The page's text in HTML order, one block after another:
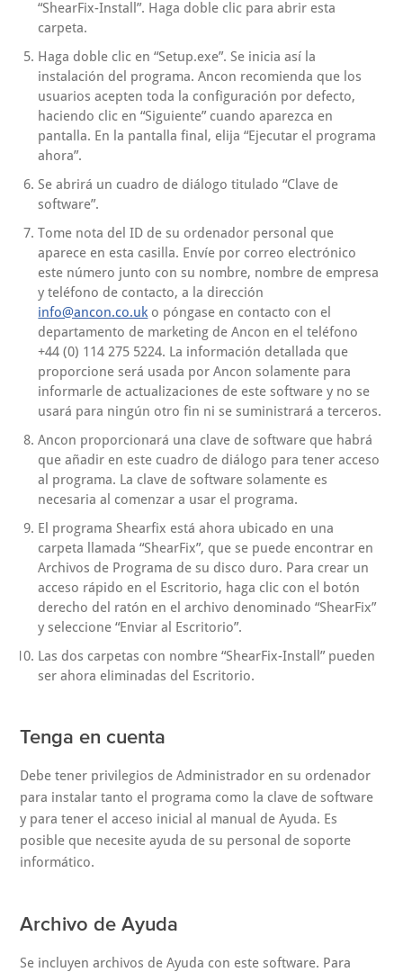
“ShearFix-Install”. Haga doble clic para abrir esta
carpeta.
Haga doble clic en “Setup.exe”. Se inicia así la
instalación del programa. Ancon recomienda que los
usuarios acepten toda la configuración por defecto,
haciendo clic en “Siguiente” cuando aparezca en
pantalla. En la pantalla final, elija “Ejecutar el programa
ahora”.
Se abrirá un cuadro de diálogo titulado “Clave de
software”.
Tome nota del ID de su ordenador personal que
aparece en esta casilla. Envíe por correo electrónico
este número junto con su nombre, nombre de empresa
y teléfono de contacto, a la dirección
info@ancon.co.uk o póngase en contacto con el
departamento de marketing de Ancon en el teléfono
+44 (0) 114 275 5224. La información detallada que
proporcione será usada por Ancon solamente para
informarle de actualizaciones de este software y no se
usará para ningún otro fin ni se suministrará a terceros.
Ancon proporcionará una clave de software que habrá
que añadir en este cuadro de diálogo para tener acceso
al programa. La clave de software solamente es
necesaria al comenzar a usar el programa.
El programa Shearfix está ahora ubicado en una
carpeta llamada “ShearFix”, que se puede encontrar en
Archivos de Programa de su disco duro. Para crear un
acceso rápido en el Escritorio, haga clic con el botón
derecho del ratón en el archivo denominado “ShearFix”
y seleccione “Enviar al Escritorio”.
Las dos carpetas con nombre “ShearFix-Install” pueden
ser ahora eliminadas del Escritorio.
Tenga en cuenta
Debe tener privilegios de Administrador en su ordenador
para instalar tanto el programa como la clave de software
y para tener el acceso inicial al manual de Ayuda. Es
posible que necesite ayuda de su personal de soporte
informático.
Archivo de Ayuda
Se incluyen archivos de Ayuda con este software. Para